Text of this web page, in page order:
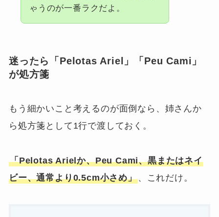
ゃうのが一番ラクだよ。
迷ったら「Pelotas Ariel」「Peu Cami」
が処方箋
もう細かいこと考えるのが面倒なら、姉さんか
ら処方箋として1行で渡しておく。
「Pelotas Arielか、Peu Cami、黒またはネイ
ビー、通常より0.5cm小さめ」、これだけ。